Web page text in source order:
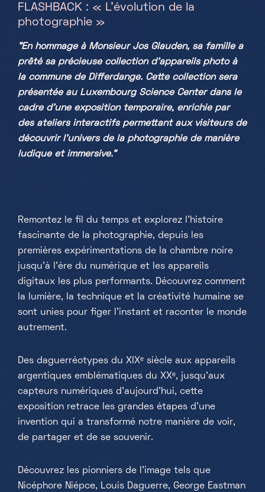
Samedi, Dimanche & jours fériés
FLASHBACK : « L’évolution de la
photographie »
"En hommage à Monsieur Jos Glauden, sa famille a
prêté sa précieuse collection d'appareils photo à
la commune de Differdange. Cette collection sera
présentée au Luxembourg Science Center dans le
cadre d’une exposition temporaire, enrichie par
des ateliers interactifs permettant aux visiteurs de
découvrir l’univers de la photographie de manière
ludique et immersive."
Remontez le fil du temps et explorez l’histoire
fascinante de la photographie, depuis les
premières expérimentations de la chambre noire
jusqu’à l’ère du numérique et les appareils
digitaux les plus performants. Découvrez comment
la lumière, la technique et la créativité humaine se
sont unies pour figer l’instant et raconter le monde
autrement.
Des daguerréotypes du XIXᵉ siècle aux appareils
argentiques emblématiques du XXᵉ, jusqu’aux
capteurs numériques d’aujourd’hui, cette
exposition retrace les grandes étapes d’une
invention qui a transformé notre manière de voir,
de partager et de se souvenir.
Découvrez les pionniers de l’image tels que
Nicéphore Niépce, Louis Daguerre, George Eastman